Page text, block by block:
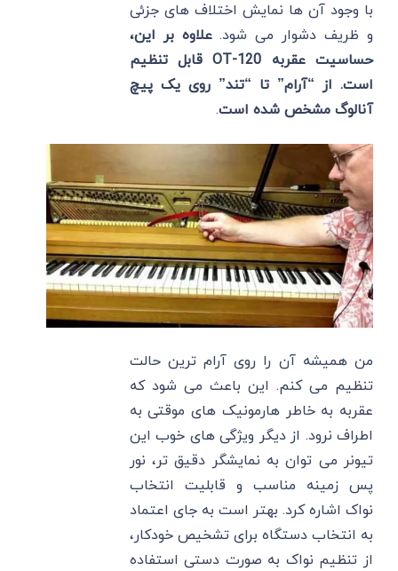
با وجود آن ها نمایش اختلاف های جزئی
و ظریف دشوار می شود.علاوه بر این،
حساسیت عقربه OT-120 قابل تنظیم
است. از “آرام” تا “تند” روی یک پیچ
آنالوگ مشخص شده است.
من همیشه آن را روی آرام ترین حالت
تنظیم می کنم. این باعث می شود که
عقربه به خاطر هارمونیک های موقتی به
اطراف نرود. از دیگر ویژگی های خوب این
تیونر می توان به نمایشگر دقیق تر، نور
پس زمینه مناسب و قابلیت انتخاب
نواک اشاره کرد. بهتر است به جای اعتماد
به انتخاب دستگاه برای تشخیص خودکار،
از تنظیم نواک به صورت دستی استفاده